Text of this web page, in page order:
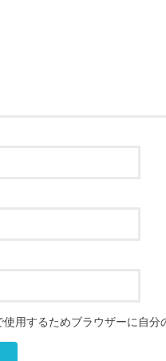
用するためブラウザーに自分